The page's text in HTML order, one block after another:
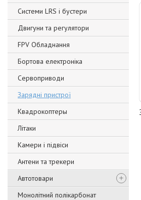
Системи LRS і бустери
Двигуни та регулятори
FPV Обладнання
Бортова електроніка
Сервоприводи
Зарядні пристрої
Квадрокоптеры
Літаки
Камери і підвіси
Антени та трекери
Автотовари
Монолітний полікарбонат